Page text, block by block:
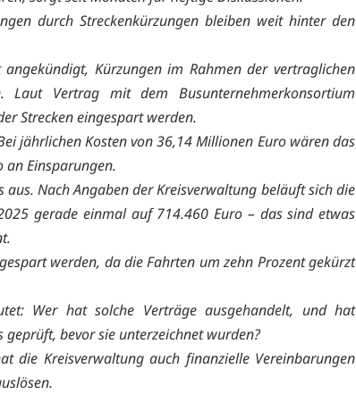
durch Streckenkürzungen bleiben weit hinter den
Kürzungen im Rahmen der vertraglichen
Laut Vertrag mit dem Busunternehmerkonsortium
Strecken eingespart werden.
jährlichen Kosten von 36,14 Millionen Euro wären das
an Einsparungen.
aus. Nach Angaben der Kreisverwaltung beläuft sich die
gerade einmal auf 714.460 Euro – das sind etwas
werden, da die Fahrten um zehn Prozent gekürzt
Wer hat solche Verträge ausgehandelt, und hat
bevor sie unterzeichnet wurden?
die Kreisverwaltung auch finanzielle Vereinbarungen